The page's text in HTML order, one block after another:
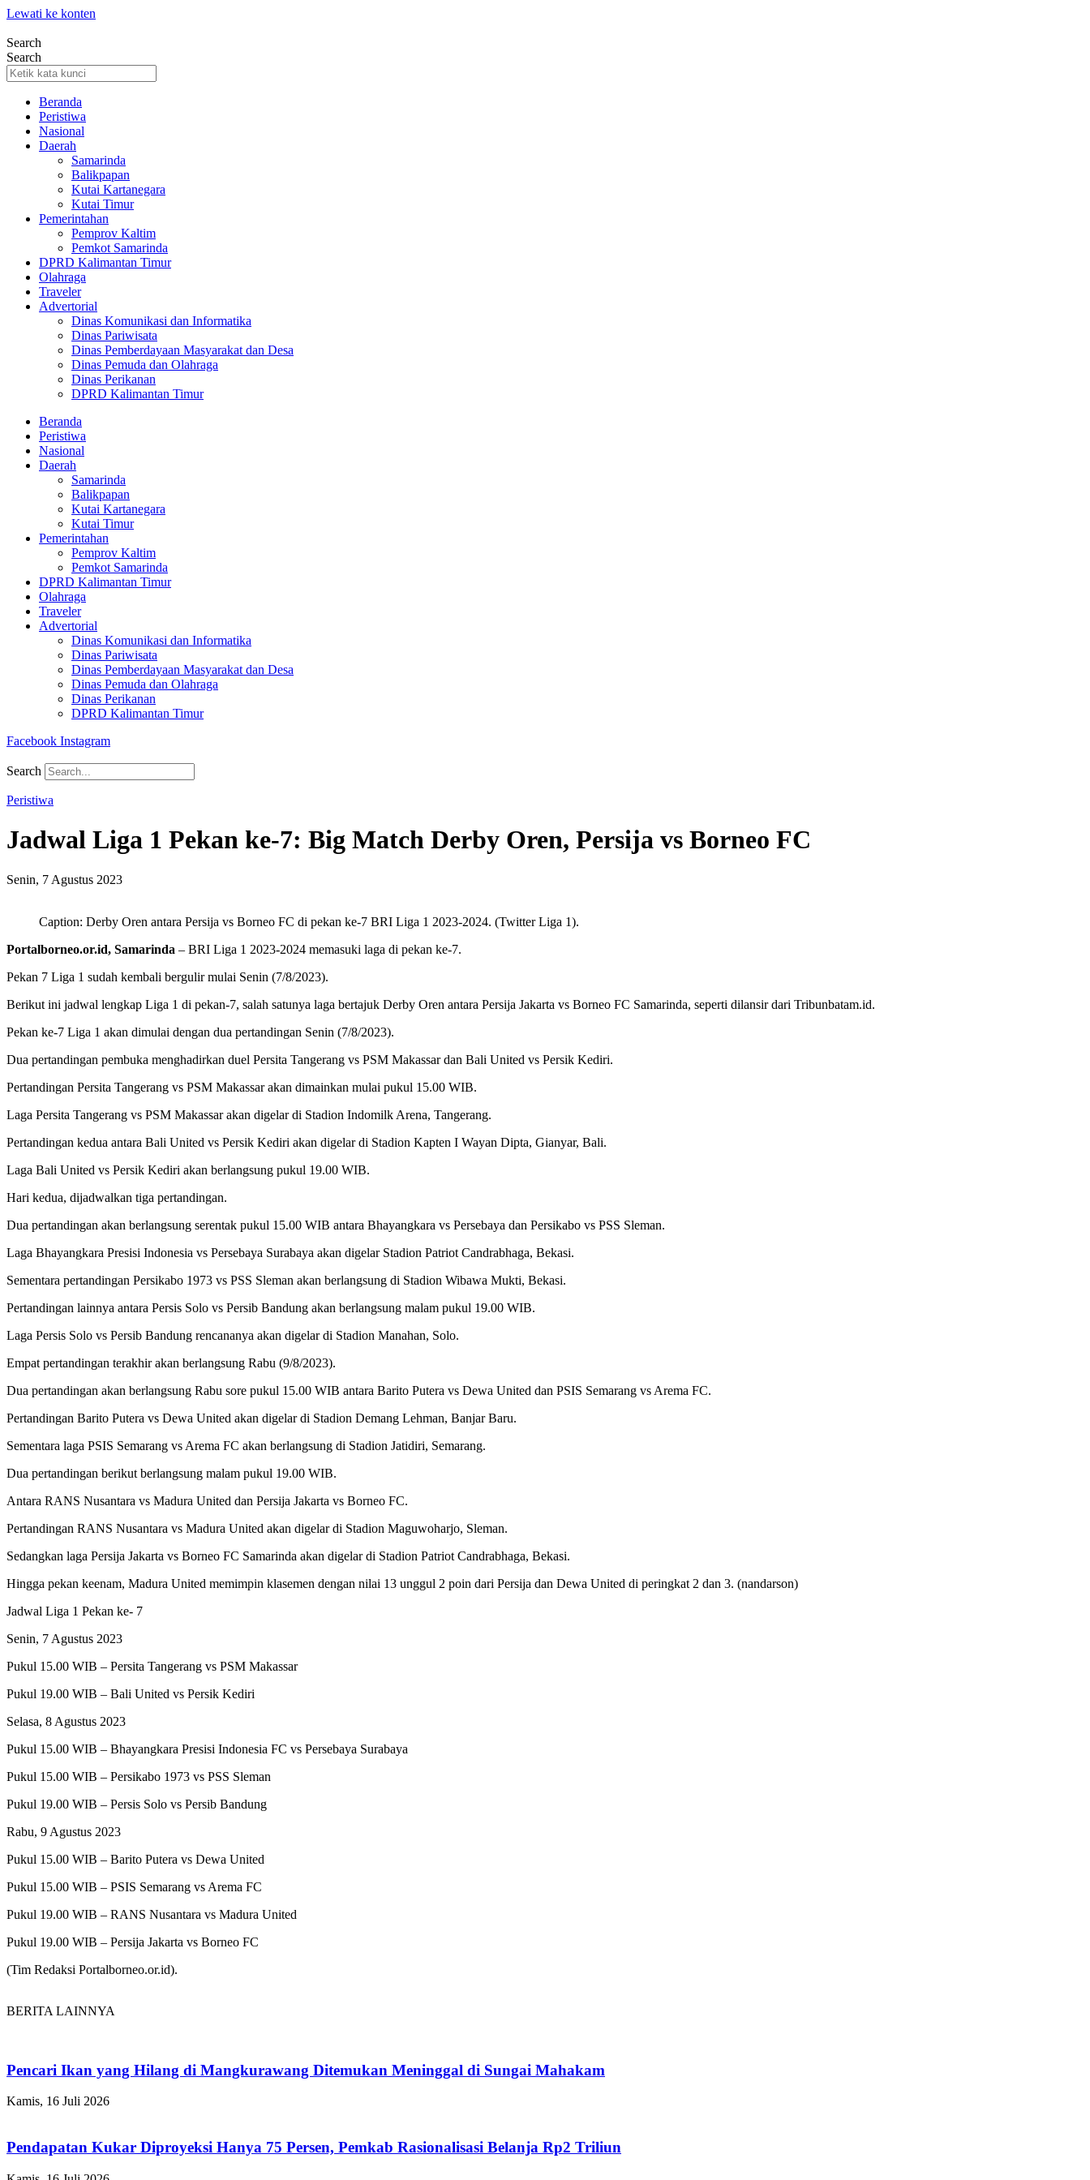
Lewati ke konten
Search
Search
Beranda
Peristiwa
Nasional
Daerah
Samarinda
Balikpapan
Kutai Kartanegara
Kutai Timur
Pemerintahan
Pemprov Kaltim
Pemkot Samarinda
DPRD Kalimantan Timur
Olahraga
Traveler
Advertorial
Dinas Komunikasi dan Informatika
Dinas Pariwisata
Dinas Pemberdayaan Masyarakat dan Desa
Dinas Pemuda dan Olahraga
Dinas Perikanan
DPRD Kalimantan Timur
Beranda
Peristiwa
Nasional
Daerah
Samarinda
Balikpapan
Kutai Kartanegara
Kutai Timur
Pemerintahan
Pemprov Kaltim
Pemkot Samarinda
DPRD Kalimantan Timur
Olahraga
Traveler
Advertorial
Dinas Komunikasi dan Informatika
Dinas Pariwisata
Dinas Pemberdayaan Masyarakat dan Desa
Dinas Pemuda dan Olahraga
Dinas Perikanan
DPRD Kalimantan Timur
Facebook Instagram
Search
Peristiwa
Jadwal Liga 1 Pekan ke-7: Big Match Derby Oren, Persija vs Borneo FC
Senin, 7 Agustus 2023
Caption: Derby Oren antara Persija vs Borneo FC di pekan ke-7 BRI Liga 1 2023-2024. (Twitter Liga 1).
Portalborneo.or.id, Samarinda – BRI Liga 1 2023-2024 memasuki laga di pekan ke-7.
Pekan 7 Liga 1 sudah kembali bergulir mulai Senin (7/8/2023).
Berikut ini jadwal lengkap Liga 1 di pekan-7, salah satunya laga bertajuk Derby Oren antara Persija Jakarta vs Borneo FC Samarinda, seperti dilansir dari Tribunbatam.id.
Pekan ke-7 Liga 1 akan dimulai dengan dua pertandingan Senin (7/8/2023).
Dua pertandingan pembuka menghadirkan duel Persita Tangerang vs PSM Makassar dan Bali United vs Persik Kediri.
Pertandingan Persita Tangerang vs PSM Makassar akan dimainkan mulai pukul 15.00 WIB.
Laga Persita Tangerang vs PSM Makassar akan digelar di Stadion Indomilk Arena, Tangerang.
Pertandingan kedua antara Bali United vs Persik Kediri akan digelar di Stadion Kapten I Wayan Dipta, Gianyar, Bali.
Laga Bali United vs Persik Kediri akan berlangsung pukul 19.00 WIB.
Hari kedua, dijadwalkan tiga pertandingan.
Dua pertandingan akan berlangsung serentak pukul 15.00 WIB antara Bhayangkara vs Persebaya dan Persikabo vs PSS Sleman.
Laga Bhayangkara Presisi Indonesia vs Persebaya Surabaya akan digelar Stadion Patriot Candrabhaga, Bekasi.
Sementara pertandingan Persikabo 1973 vs PSS Sleman akan berlangsung di Stadion Wibawa Mukti, Bekasi.
Pertandingan lainnya antara Persis Solo vs Persib Bandung akan berlangsung malam pukul 19.00 WIB.
Laga Persis Solo vs Persib Bandung rencananya akan digelar di Stadion Manahan, Solo.
Empat pertandingan terakhir akan berlangsung Rabu (9/8/2023).
Dua pertandingan akan berlangsung Rabu sore pukul 15.00 WIB antara Barito Putera vs Dewa United dan PSIS Semarang vs Arema FC.
Pertandingan Barito Putera vs Dewa United akan digelar di Stadion Demang Lehman, Banjar Baru.
Sementara laga PSIS Semarang vs Arema FC akan berlangsung di Stadion Jatidiri, Semarang.
Dua pertandingan berikut berlangsung malam pukul 19.00 WIB.
Antara RANS Nusantara vs Madura United dan Persija Jakarta vs Borneo FC.
Pertandingan RANS Nusantara vs Madura United akan digelar di Stadion Maguwoharjo, Sleman.
Sedangkan laga Persija Jakarta vs Borneo FC Samarinda akan digelar di Stadion Patriot Candrabhaga, Bekasi.
Hingga pekan keenam, Madura United memimpin klasemen dengan nilai 13 unggul 2 poin dari Persija dan Dewa United di peringkat 2 dan 3. (nandarson)
Jadwal Liga 1 Pekan ke- 7
Senin, 7 Agustus 2023
Pukul 15.00 WIB – Persita Tangerang vs PSM Makassar
Pukul 19.00 WIB – Bali United vs Persik Kediri
Selasa, 8 Agustus 2023
Pukul 15.00 WIB – Bhayangkara Presisi Indonesia FC vs Persebaya Surabaya
Pukul 15.00 WIB – Persikabo 1973 vs PSS Sleman
Pukul 19.00 WIB – Persis Solo vs Persib Bandung
Rabu, 9 Agustus 2023
Pukul 15.00 WIB – Barito Putera vs Dewa United
Pukul 15.00 WIB – PSIS Semarang vs Arema FC
Pukul 19.00 WIB – RANS Nusantara vs Madura United
Pukul 19.00 WIB – Persija Jakarta vs Borneo FC
(Tim Redaksi Portalborneo.or.id).
BERITA LAINNYA
Pencari Ikan yang Hilang di Mangkurawang Ditemukan Meninggal di Sungai Mahakam
Kamis, 16 Juli 2026
Pendapatan Kukar Diproyeksi Hanya 75 Persen, Pemkab Rasionalisasi Belanja Rp2 Triliun